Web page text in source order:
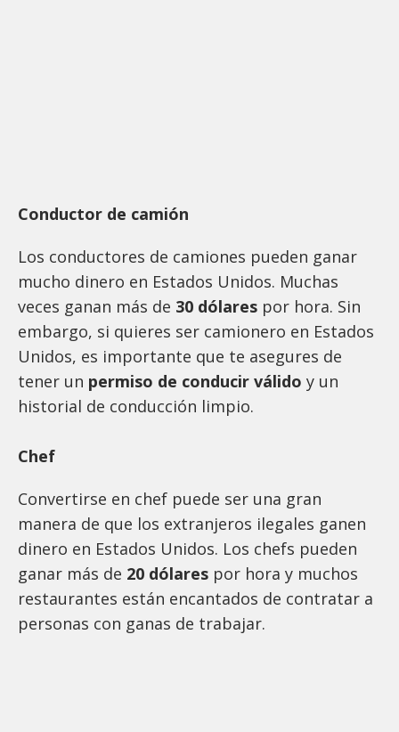
Conductor de camión
Los conductores de camiones pueden ganar
mucho dinero en Estados Unidos. Muchas
veces ganan más de 30 dólares por hora. Sin
embargo, si quieres ser camionero en Estados
Unidos, es importante que te asegures de
tener un permiso de conducir válido y un
historial de conducción limpio.
Chef
Convertirse en chef puede ser una gran
manera de que los extranjeros ilegales ganen
dinero en Estados Unidos. Los chefs pueden
ganar más de 20 dólares por hora y muchos
restaurantes están encantados de contratar a
personas con ganas de trabajar.